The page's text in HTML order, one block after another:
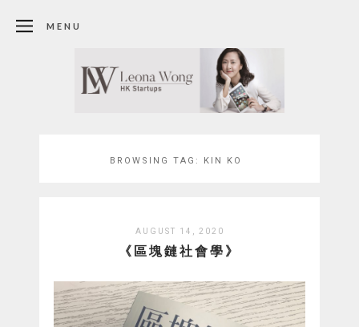
MENU
BROWSING TAG: KIN KO
AUGUST 14, 2020
《區塊鏈社會學》